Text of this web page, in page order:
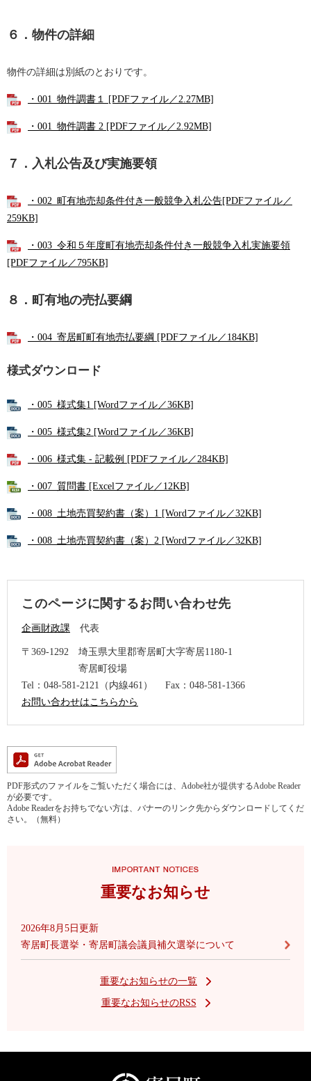
６．物件の詳細
物件の詳細は別紙のとおりです。
・001_物件調書１ [PDFファイル／2.27MB]
・001_物件調書 2 [PDFファイル／2.92MB]
７．入札公告及び実施要領
・002_町有地売却条件付き一般競争入札公告[PDFファイル／
259KB]
・003_令和５年度町有地売却条件付き一般競争入札実施要領
[PDFファイル／795KB]
８．町有地の売払要綱
・004_寄居町町有地売払要綱 [PDFファイル／184KB]
様式ダウンロード
・005_様式集1 [Wordファイル／36KB]
・005_様式集2 [Wordファイル／36KB]
・006_様式集 - 記載例 [PDFファイル／284KB]
・007_質問書 [Excelファイル／12KB]
・008_土地売買契約書（案）1 [Wordファイル／32KB]
・008_土地売買契約書（案）2 [Wordファイル／32KB]
このページに関するお問い合わせ先
企画財政課 代表
〒369-1292
埼玉県大里郡寄居町大字寄居1180-1
寄居町役場
Tel：048-581-2121（内線461）
Fax：048-581-1366
お問い合わせはこちらから
PDF形式のファイルをご覧いただく場合には、Adobe社が提供するAdobe Reader
が必要です。
Adobe Readerをお持ちでない方は、バナーのリンク先からダウンロードしてくだ
さい。（無料）
重要なお知らせ
2026年8月5日更新
寄居町長選挙・寄居町議会議員補欠選挙について
重要なお知らせの一覧
重要なお知らせのRSS